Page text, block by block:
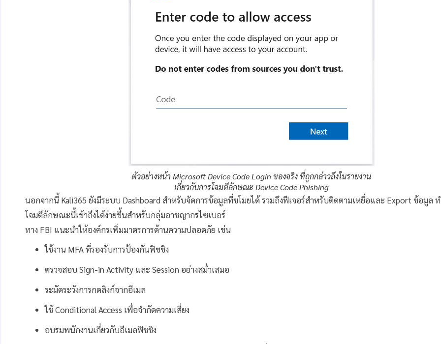
ตัวอย่างหน้า Microsoft Device Code Login ของจริง ที่ถูกกล่าวถึงในรายงาน
เกี่ยวกับการโจมตีลักษณะ Device Code Phishing
นอกจากนี้ Kali365 ยังมีระบบ Dashboard สำหรับจัดการข้อมูลที่ขโมยได้ รวมถึงฟีเจอร์สำหรับติดตามเหยื่อและ Export ข้อมูล ท
โจมตีลักษณะนี้เข้าถึงได้ง่ายขึ้นสำหรับกลุ่มอาชญากรไซเบอร์
ทาง FBI แนะนำให้องค์กรเพิ่มมาตรการด้านความปลอดภัย เช่น
ใช้งาน MFA ที่รองรับการป้องกันฟิชชิง
ตรวจสอบ Sign-in Activity และ Session อย่างสม่ำเสมอ
ระมัดระวังการกดลิงก์จากอีเมล
ใช้ Conditional Access เพื่อจำกัดความเสี่ยง
อบรมพนักงานเกี่ยวกับอีเมลฟิชชิง